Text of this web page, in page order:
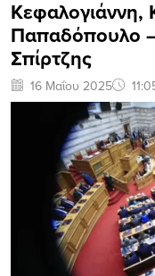
Κεφαλογιάννη,
Παπαδόπουλο
Σπίρτζης
16 Μαΐου 2025